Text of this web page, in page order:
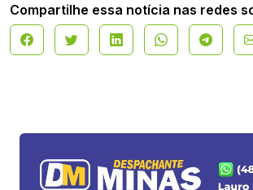
Compartilhe essa notícia nas redes